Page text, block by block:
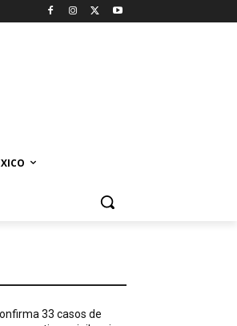
33 casos de